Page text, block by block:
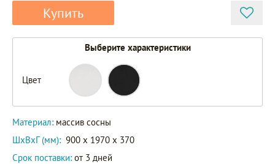
Купить
Выберите характеристики
Цвет
Материал: массив сосны
ШxВxГ (мм): 900 x 1970 x 370
Срок поставки: от 3 дней